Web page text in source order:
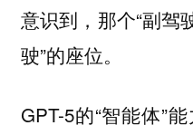
意识到，那个“副驾
驶”的座位。
GPT-5的“智能体”